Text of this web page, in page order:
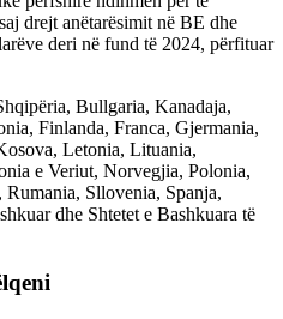
drejt anëtarësimit në BE dhe
deri në fund të 2024, përfituar
Bullgaria, Kanadaja,
Finlanda, Franca, Gjermania,
Letonia, Lituania,
e Veriut, Norvegjia, Polonia,
Sllovenia, Spanja,
dhe Shtetet e Bashkuara të